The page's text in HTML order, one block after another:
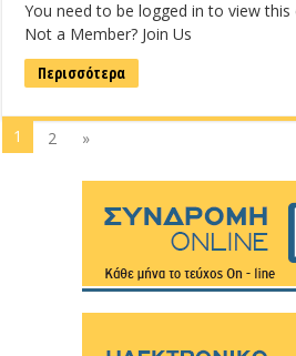
You need to be logged in to view this
Not a Member? Join Us
Περισσότερα
1 2 »